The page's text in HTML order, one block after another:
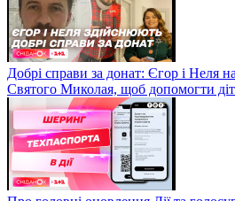
Добрі справи за донат: Єгор і Неля
Святого Миколая, щоб допомогти